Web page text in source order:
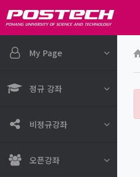
My Page
정규 강좌
비정규강좌
오픈강좌